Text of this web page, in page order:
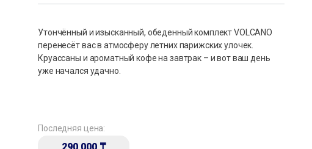
Утончённый и изысканный, обеденный комплект VOLCANO
перенесёт вас в атмосферу летних парижских улочек.
Круассаны и ароматный кофе на завтрак – и вот ваш день
уже начался удачно.
Последняя цена:
290,000 ₸